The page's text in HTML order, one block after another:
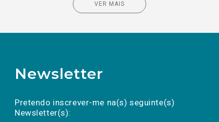
VER MAIS
Newsletter
Pretendo inscrever-me na(s) seguinte(s)
Newsletter(s):
a(s) newsletter(s).
mail